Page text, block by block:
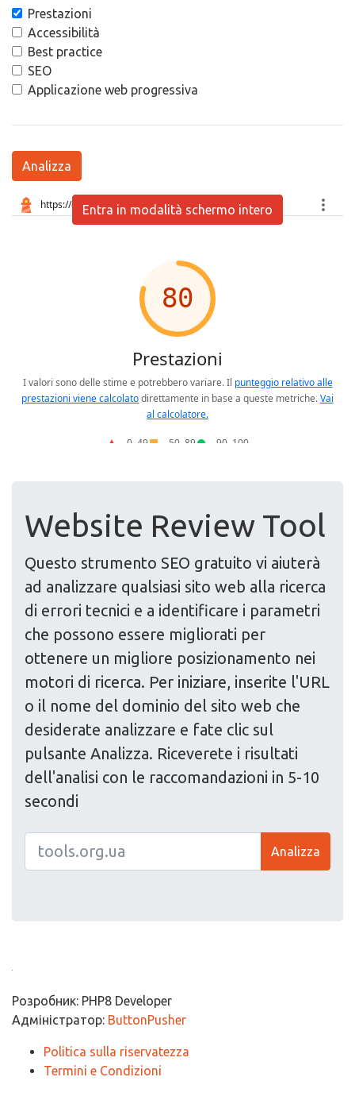
Prestazioni
Accessibilità
Best practice
SEO
Applicazione web progressiva
Analizza
Entra in modalità schermo intero
Website Review Tool
Questo strumento SEO gratuito vi aiuterà
ad analizzare qualsiasi sito web alla ricerca
di errori tecnici e a identificare i parametri
che possono essere migliorati per
ottenere un migliore posizionamento nei
motori di ricerca. Per iniziare, inserite l'URL
o il nome del dominio del sito web che
desiderate analizzare e fate clic sul
pulsante Analizza. Riceverete i risultati
dell'analisi con le raccomandazioni in 5-10
secondi
Analizza
Розробник: PHP8 Developer
Адміністратор: ButtonPusher
Politica sulla riservatezza
Termini e Condizioni